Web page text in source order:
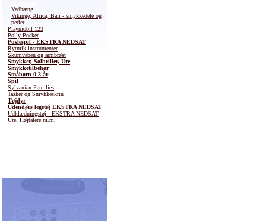
Vedhæng
Vikinge, Africa, Bali - smykkedele og
perler
Playmobil 123
Polly Pocket
Puslespil - EKSTRA NEDSAT
Rytmik instrumenter
Skumvåben og armbrøst
Smykker, Solbriller, Ure
Smykketilbehør
Småbørn 0-3 år
Spil
Sylvanian Families
Tasker og Smykkeskrin
Tøjdyr
Udendørs legetøj EKSTRA NEDSAT
Udklædningstøj - EKSTRA NEDSAT
Ure, Højtalere m.m.